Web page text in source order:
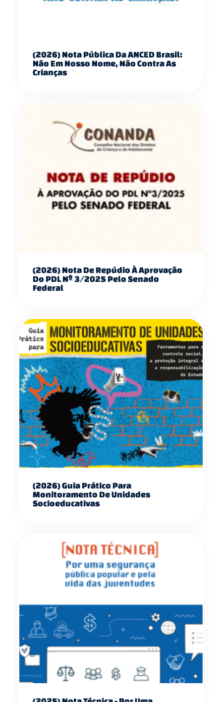
(2026) Nota Pública Da ANCED Brasil:
Não Em Nosso Nome, Não Contra As
Crianças
(2026) Nota De Repúdio À Aprovação
Do PDL Nº 3/2025 Pelo Senado
Federal
(2026) Guia Prático Para
Monitoramento De Unidades
Socioeducativas